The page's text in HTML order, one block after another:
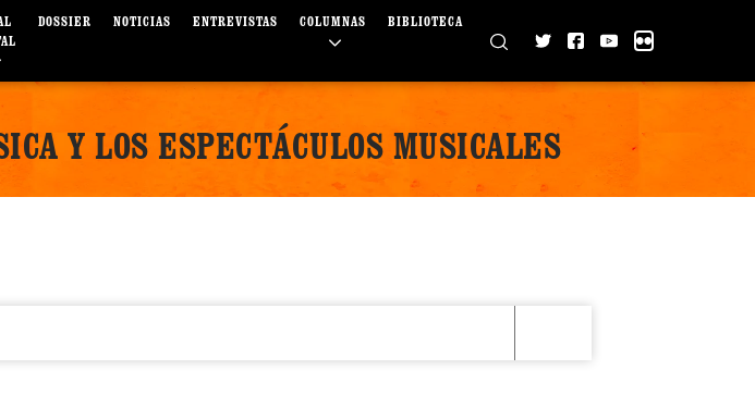
DOSSIER NOTICIAS ENTREVISTAS COLUMNAS BIBLIOTECA
Y LOS ESPECTÁCULOS MUSICALES